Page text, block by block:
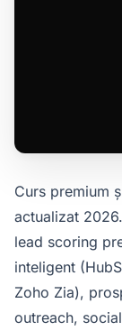
Curs premium
actualizat
lead scoring
inteligent
Zoho Zia),
outreach,